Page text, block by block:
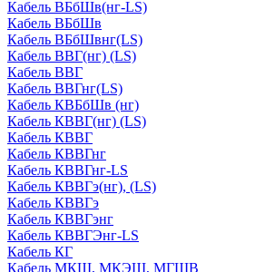
Кабель ВБбШв(нг-LS)
Кабель ВБбШв
Кабель ВБбШвнг(LS)
Кабель ВВГ(нг) (LS)
Кабель ВВГ
Кабель ВВГнг(LS)
Кабель КВБбШв (нг)
Кабель КВВГ(нг) (LS)
Кабель КВВГ
Кабель КВВГнг
Кабель КВВГнг-LS
Кабель КВВГэ(нг), (LS)
Кабель КВВГэ
Кабель КВВГэнг
Кабель КВВГЭнг-LS
Кабель КГ
Кабель МКШ, МКЭШ, МГШВ